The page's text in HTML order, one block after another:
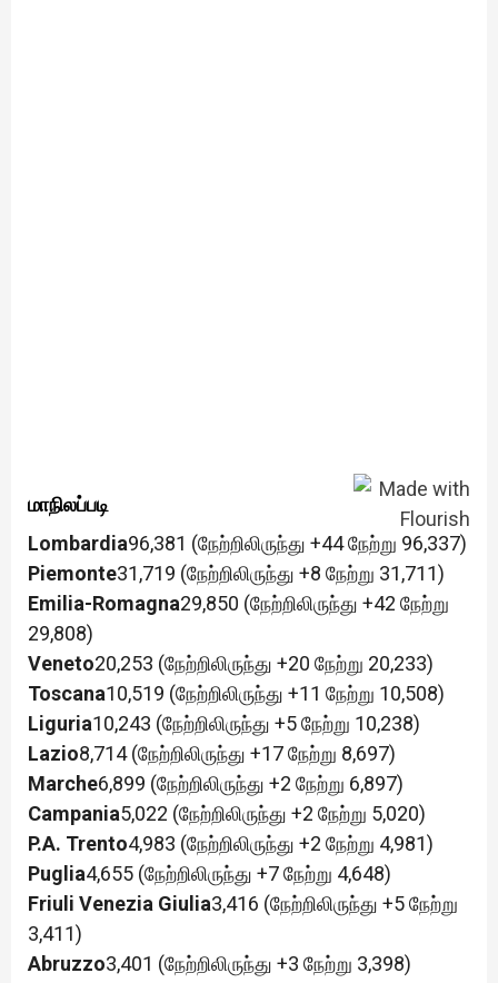
மாநிலப்படி
Lombardia96,381 (நேற்றிலிருந்து +44 நேற்று 96,337)
Piemonte31,719 (நேற்றிலிருந்து +8 நேற்று 31,711)
Emilia-Romagna29,850 (நேற்றிலிருந்து +42 நேற்று
29,808)
Veneto20,253 (நேற்றிலிருந்து +20 நேற்று 20,233)
Toscana10,519 (நேற்றிலிருந்து +11 நேற்று 10,508)
Liguria10,243 (நேற்றிலிருந்து +5 நேற்று 10,238)
Lazio8,714 (நேற்றிலிருந்து +17 நேற்று 8,697)
Marche6,899 (நேற்றிலிருந்து +2 நேற்று 6,897)
Campania5,022 (நேற்றிலிருந்து +2 நேற்று 5,020)
P.A. Trento4,983 (நேற்றிலிருந்து +2 நேற்று 4,981)
Puglia4,655 (நேற்றிலிருந்து +7 நேற்று 4,648)
Friuli Venezia Giulia3,416 (நேற்றிலிருந்து +5 நேற்று
3,411)
Abruzzo3,401 (நேற்றிலிருந்து +3 நேற்று 3,398)